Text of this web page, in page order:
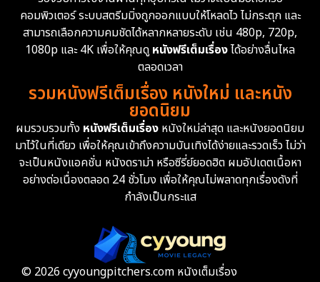
Epic มหากาพย์ 216
Family ครอบครัว 360
Fantasy จินตนาการ 327
Fiction 9
คอมพิวเตอร์ ระบบสตรีมมิ่งถูกออกแบบให้โหลดไว ไม่กระตุก และ
สามารถเลือกความคมชัดได้หลากหลายระดับ เช่น 480p, 720p,
1080p และ 4K เพื่อให้คุณดูหนังฟรีเต็มเรื่องได้อย่างลื่นไหล
ตลอดเวลา
รวมหนังฟรีเต็มเรื่อง หนังใหม่ และหนัง
ยอดนิยม
ผมรวบรวมทั้ง หนังฟรีเต็มเรื่อง หนังใหม่ล่าสุด และหนังยอดนิยม
มาไว้ในที่เดียว เพื่อให้คุณเข้าถึงความบันเทิงได้ง่ายและรวดเร็ว ไม่ว่า
จะเป็นหนังแอคชั่น หนังดราม่า หรือซีรี่ย์ยอดฮิต ผมอัปเดตเนื้อหา
อย่างต่อเนื่องตลอด 24 ชั่วโมง เพื่อให้คุณไม่พลาดทุกเรื่องดังที่
กำลังเป็นกระแส
© 2026 cyyoungpitchers.com หนังเต็มเรื่อง